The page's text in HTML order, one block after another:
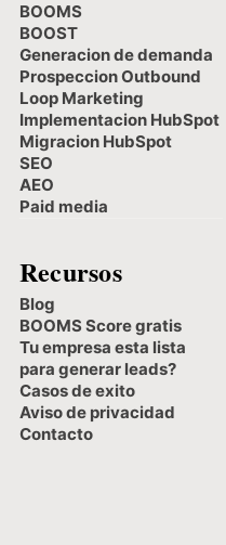
BOOMS
BOOST
Generacion de demanda
Prospeccion Outbound
Loop Marketing
Implementacion HubSpot
Migracion HubSpot
SEO
AEO
Paid media
Recursos
Blog
BOOMS Score gratis
Tu empresa esta lista
para generar leads?
Casos de exito
Aviso de privacidad
Contacto